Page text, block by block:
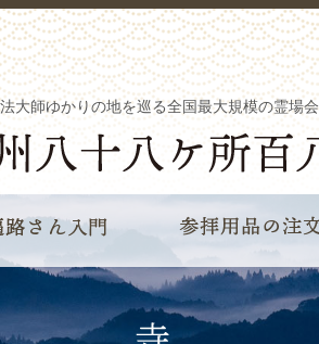
大師ゆかりの地を巡る全国最大規模の霊場会